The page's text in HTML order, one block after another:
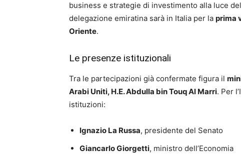
business e strategie di investimento alla luce
delegazione emiratina sarà in Italia per la prima
Oriente.
Le presenze istituzionali
Tra le partecipazioni già confermate figura il
Arabi Uniti, H.E. Abdulla bin Touq Al Marri. Per
istituzioni:
Ignazio La Russa, presidente del Senato
Giancarlo Giorgetti, ministro dell’Economia